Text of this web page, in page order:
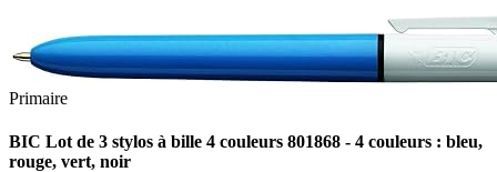
Primaire
BIC Lot de 3 stylos à bille 4 couleurs 801868 - 4 couleurs : bleu,
rouge, vert, noir